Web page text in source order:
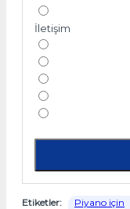
İletişim
Etiketler:
Piyano için